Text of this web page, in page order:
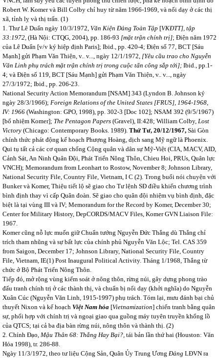
Robert W. Komer và Bill Colby chỉ huy từ năm 1966-1969, và nổi dạy ở các thị
xã, tỉnh lỵ và thị trấn. (1)
1. Thư Lê Duẩn ngày 10/3/1972, Văn Kiện Đảng Toàn Tập [VKĐTT], tập
33:1972, (Hà Nội: CTQG, 2004), pp. 186-93 [mặt trận chính trị]; Điện năm 1972
của Lê Duẩn [v/v ký hiệp định Paris]; Ibid., pp. 420-4; Điện số 77, BCT [Sáu
Mạnh] gửi Phạm Văn Thiện, v.. v..., ngày 12/1/1972, [Yêu cầu trao cho Nguyễn
Văn Linh phụ trách mặt trận chính trị trong cuộc tấn công sắp tới]; Ibid., pp.1-
4; và Điện số 119, BCT [Sáu Mạnh] gửi Phạm Văn Thiện, v.. v..., ngày
27/3/1972; Ibid., pp. 206-23.
National Security Action Memorandum [NSAM] 343 (Lyndon B. Johnson ký
ngày 28/3/1966); Foreign Relations of the United States [FRUS], 1964-1968,
IV: 1966 (Washington: GPO, 1998), pp. 302-3 [Doc 102]; NSAM 392 (9/5/1967)
[bổ nhiệm Komer]; The Pentagon Papers (Gravel), II:428; William Colby, Lost
Victory (Chicago: Contemporary Books. 1989). Thứ Tư, 20/12/1967, Sài Gòn
chính thức phát động kế hoạch Phượng Hoàng, dịch sang Mỹ ngữ là Phoenix.
Qui tụ tất cả các cơ quan chống Cộng quân và dân sự Mỹ-Việt (CIA, MACV, AID,
Cảnh Sát, An Ninh Quân Đội, Phát Triển Nông Thôn, Chieu Hoi, PRUs, Quân lực
VNCH); Memorandum from Leonhart to Rostow, November 8; Johnson Library,
National Security File, Country File, Vietnam, I C (2). Trong buổi nói chuyện với
Bunker và Komer, Thiệu tiết lộ sẽ giao cho Tư lệnh SĐ điều khiển chương trình
bình định thay vì cấp Quân đoàn. Sẽ giao cho quân đội nhiệm vụ bình định, đặc
biệt là tại vùng III và IV; Memorandum for the Record by Komer, December 30;
Center for Military History, DepCORDS/MACV Files, Komer GVN Liaison File:
1967.
Komer cũng nỗ lực muốn giữ Chuẩn tướng Nguyễn Đức Thắng dù Thắng chỉ
trích tham nhũng và sự bất lực của chính phủ Nguyễn Văn Lộc; Tel. CAS 359
from Saigon, December 17; Johnson Library, National Security File, Country
File, Vietnam, IE(1) Post Inaugural Political Activity. Tháng 1/1968, Thắng từ
chức ở Bộ Phát Triển Nông Thôn.
Tiếp đó, mở rộng vùng kiểm soát ở nông thôn, rừng núi, gây dựng phong trào
đấu tranh chính trị ở các thành thị, và chuẩn bị nổi dạy (khởi nghĩa) do Nguyễn
Xuân Cúc (Nguyễn Văn Linh, 1915-1997) phụ trách. Tóm lại, mưu đánh bại chủ
thuyết Nixon và kế hoạch Việt Nam hóa [Vietnamization] chiến tranh bằng quân
sự, phối hợp với chính trị và ngoại giao qua guồng máy tuyên truyền khổng lồ
của QTCS; tại cả ba địa bàn rừng núi, nông thôn và thành thị. (2)
2. Chính Đạo, Mậu Thân 68: Thắng Hay Bại?, tái bản lần thứ hai (Houston: Văn
Hóa 1998), tr. 286-88.
Ngày 11/3/1972, theo tư liệu Cộng Sản, Quân Ủy Trung Ương Đảng LĐVN ra